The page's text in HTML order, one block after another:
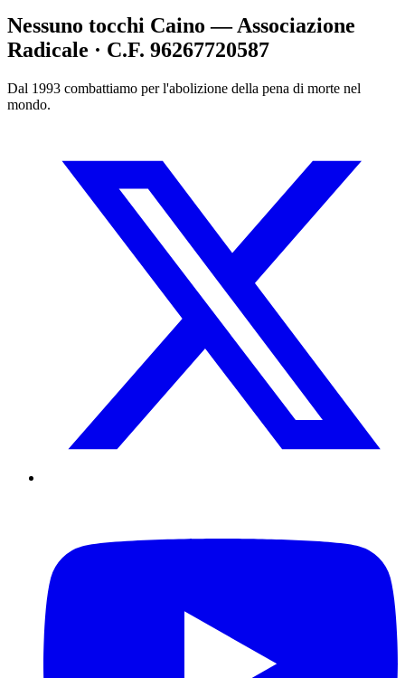
Nessuno tocchi Caino — Associazione
Radicale · C.F. 96267720587
Dal 1993 combattiamo per l'abolizione della pena di morte nel
mondo.